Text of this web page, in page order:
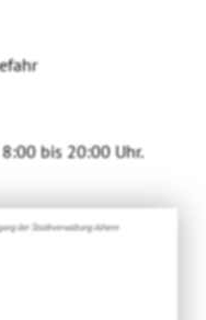
bis 20:00 Uhr.
der Stadtverwaltung Achern